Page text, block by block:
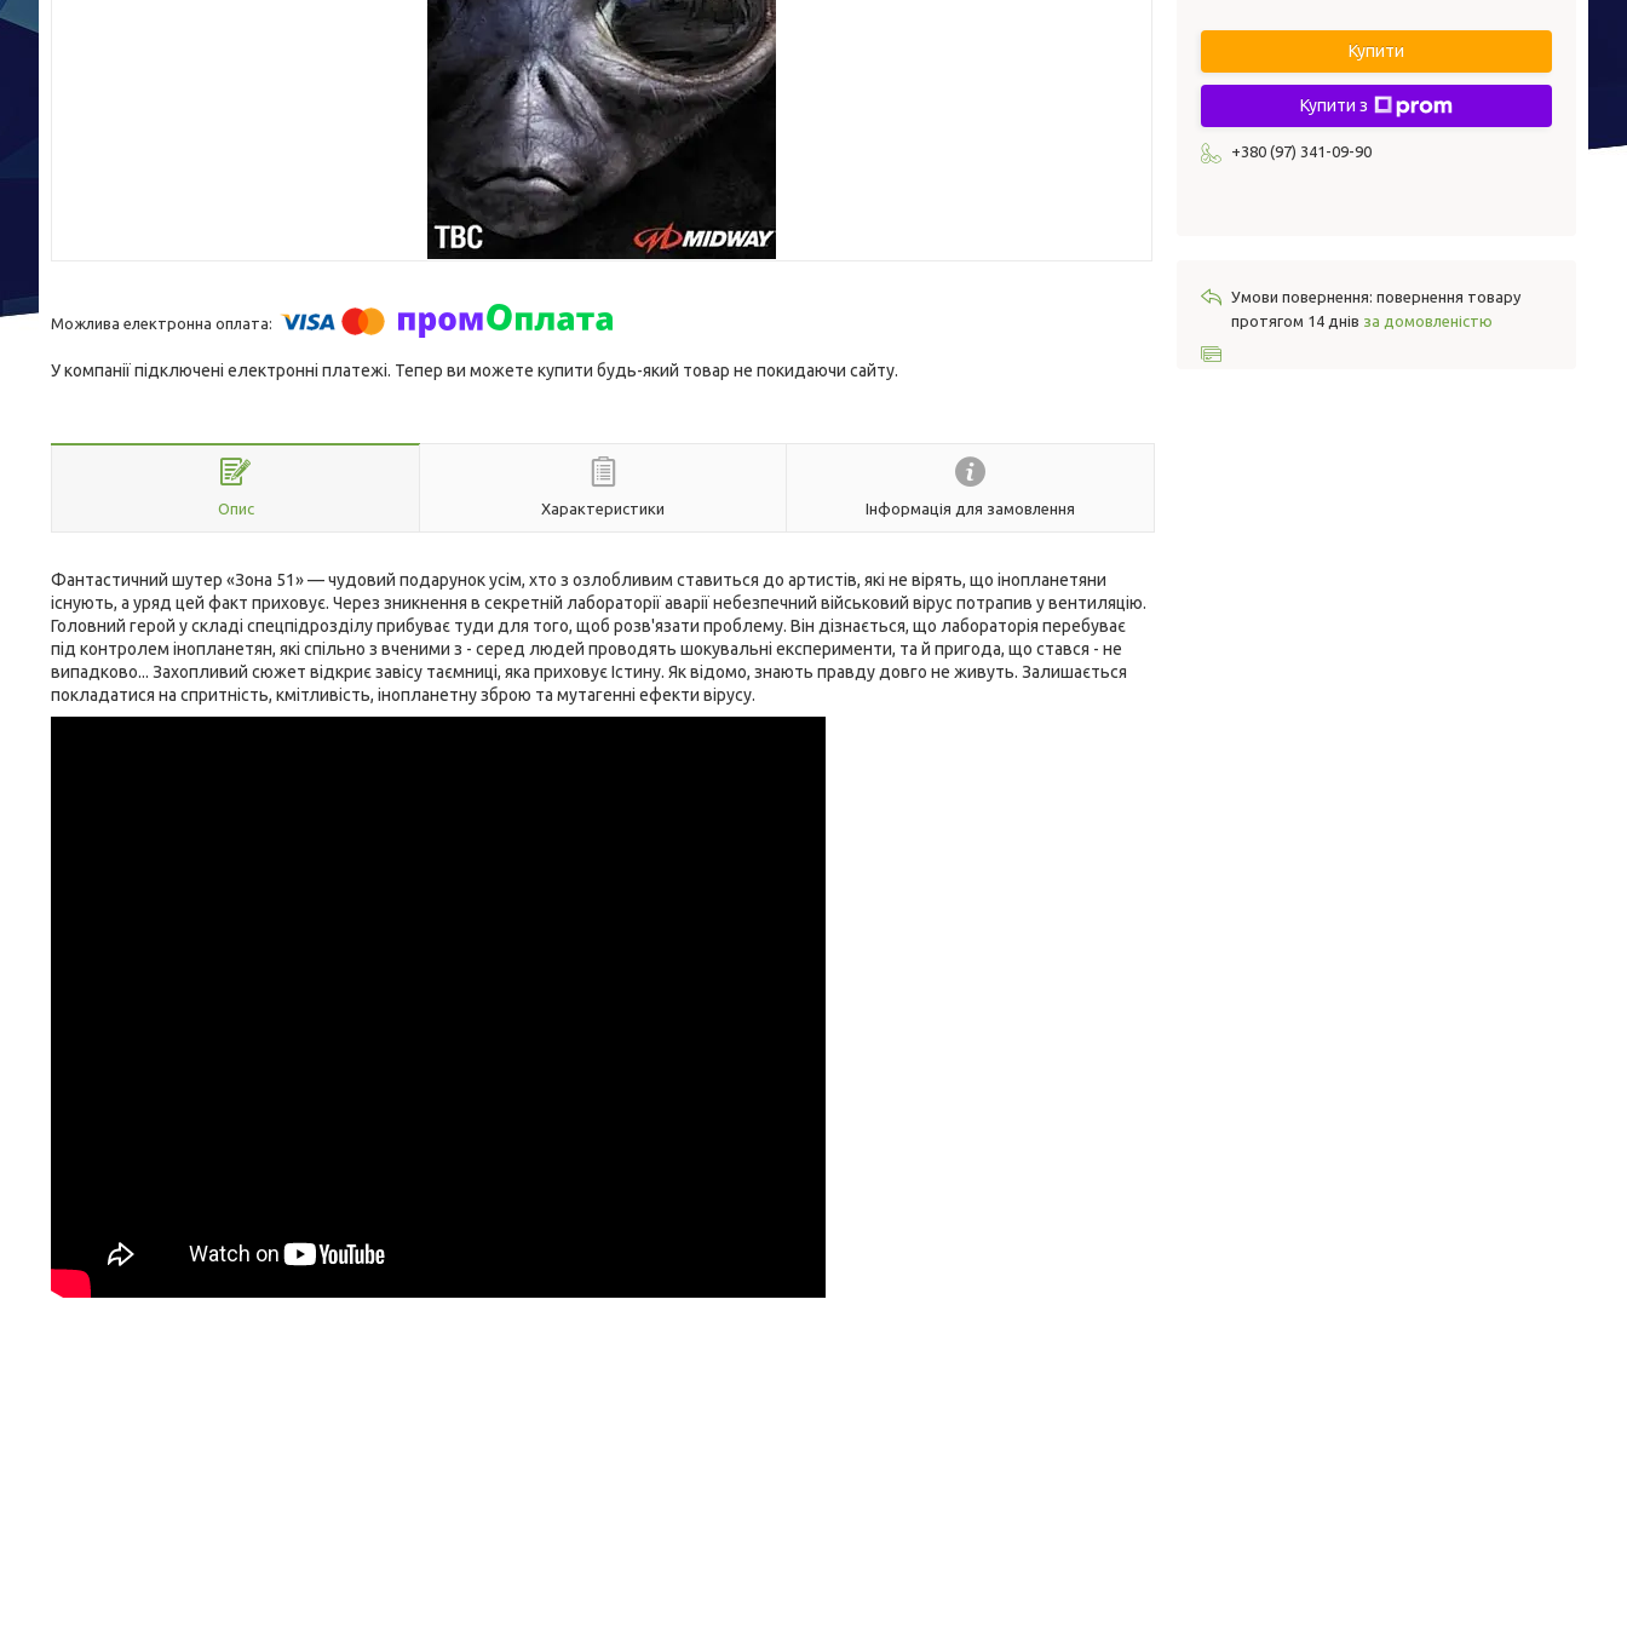
У компанії підключені електронні платежі. Тепер ви можете купити будь-який товар не покидаючи сайту.
Опис Характеристики Інформація для замовлення
Фантастичний шутер «Зона 51» — чудовий подарунок усім, хто з озлобливим ставиться до артистів, які не вірять, що інопланетяни
існують, а уряд цей факт приховує. Через зникнення в секретній лабораторії аварії небезпечний військовий вірус потрапив у вентиляцію.
Головний герой у складі спецпідрозділу прибуває туди для того, щоб розв'язати проблему. Він дізнається, що лабораторія перебуває
під контролем інопланетян, які спільно з вченими з - серед людей проводять шокувальні експерименти, та й пригода, що стався - не
випадково... Захопливий сюжет відкриє завісу таємниці, яка приховує Істину. Як відомо, знають правду довго не живуть. Залишається
покладатися на спритність, кмітливість, інопланетну зброю та мутагенні ефекти вірусу.
Купити
Купити з
+380 (97) 341-09-90
повернення товару
протягом 14 днів за домовленістю